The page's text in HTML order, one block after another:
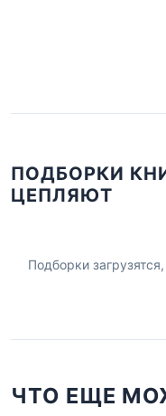
ПОДБОРКИ
ЦЕПЛЯЮТ
Подборки
ЧТО ЕЩЕ